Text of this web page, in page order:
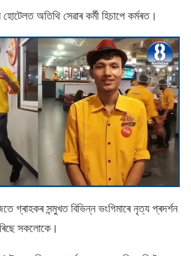
অতিথি সেৱাৰ কৰ্মী হিচাপে কৰ্মৰত।
গ্ৰাহকৰ সন্মুখত বিভিন্ন ভংগিমাৰে নৃত্য প্ৰদৰ্শন
সকলোকে।